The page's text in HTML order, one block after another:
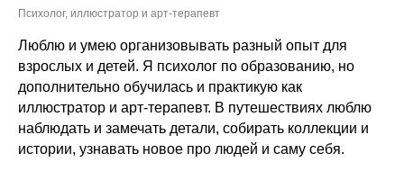
Психолог, иллюстратор и арт-терапевт
Люблю и умею организовывать разный опыт для
взрослых и детей. Я психолог по образованию, но
дополнительно обучилась и практикую как
иллюстратор и арт-терапевт. В путешествиях люблю
наблюдать и замечать детали, собирать коллекции и
истории, узнавать новое про людей и саму себя.